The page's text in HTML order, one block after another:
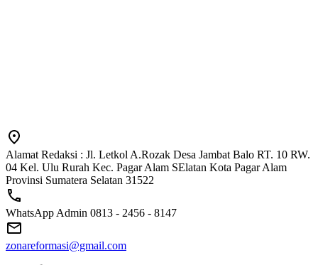
Alamat Redaksi : Jl. Letkol A.Rozak Desa Jambat Balo RT. 10 RW.
04 Kel. Ulu Rurah Kec. Pagar Alam SElatan Kota Pagar Alam
Provinsi Sumatera Selatan 31522
WhatsApp Admin 0813 - 2456 - 8147
zonareformasi@gmail.com